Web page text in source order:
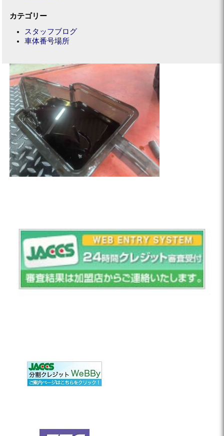
カテゴリー
スタッフブログ
車体番号場所